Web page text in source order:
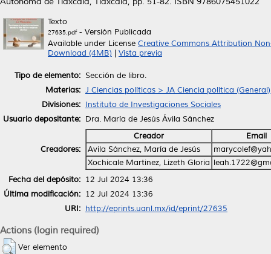
Texto
27635.pdf- Versión Publicada
Available under License Creative Commons Attribution
Download (4MB)
Vista previa
Tipo de elemento: Sección de libro.
Materias: J Ciencias políticas > JA Ciencia política (General)
Divisiones: Instituto de Investigaciones Sociales
Usuario depositante: Dra. María de Jesús Ávila Sánchez
Creadores:
Creador
Email
Avila Sánchez, María de Jesús
Xochicale Martinez, Lizeth Gloria
Fecha del depósito: 12 Jul 2024 13:36
Última modificación: 12 Jul 2024 13:36
URI: http://eprints.uanl.mx/id/eprint/27635
Actions (login required)
Ver elemento